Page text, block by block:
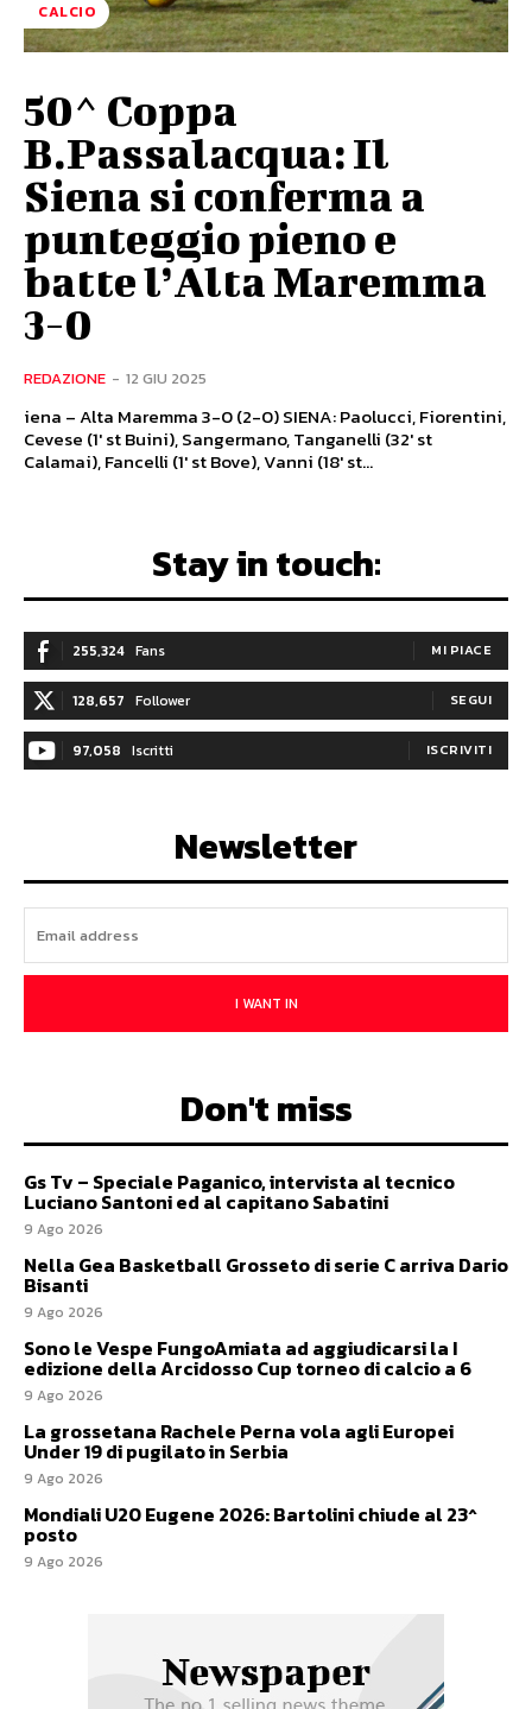
CALCIO
50^ Coppa
B.Passalacqua: Il
Siena si conferma a
punteggio pieno e
batte l’Alta Maremma
3-0
REDAZIONE - 12 GIU 2025
iena – Alta Maremma 3-0 (2-0) SIENA: Paolucci, Fiorentini,
Cevese (1' st Buini), Sangermano, Tanganelli (32' st
Calamai), Fancelli (1' st Bove), Vanni (18' st...
Stay in touch:
255,324 Fans MI PIACE
128,657 Follower SEGUI
97,058 Iscritti ISCRIVITI
Newsletter
I WANT IN
Don't miss
Gs Tv – Speciale Paganico, intervista al tecnico
Luciano Santoni ed al capitano Sabatini
9 Ago 2026
Nella Gea Basketball Grosseto di serie C arriva Dario
Bisanti
9 Ago 2026
Sono le Vespe FungoAmiata ad aggiudicarsi la I
edizione della Arcidosso Cup torneo di calcio a 6
9 Ago 2026
La grossetana Rachele Perna vola agli Europei
Under 19 di pugilato in Serbia
9 Ago 2026
Mondiali U20 Eugene 2026: Bartolini chiude al 23^
posto
9 Ago 2026